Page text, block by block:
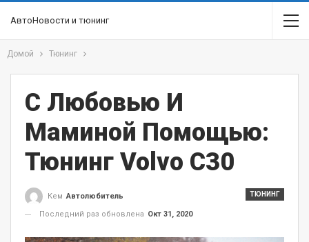
АвтоНовости и тюнинг
Домой Тюнинг
С Любовью И
Маминой Помощью:
Тюнинг Volvo С30
ТЮНИНГ
Кем Автолюбитель
Последний раз обновлена Окт 31, 2020